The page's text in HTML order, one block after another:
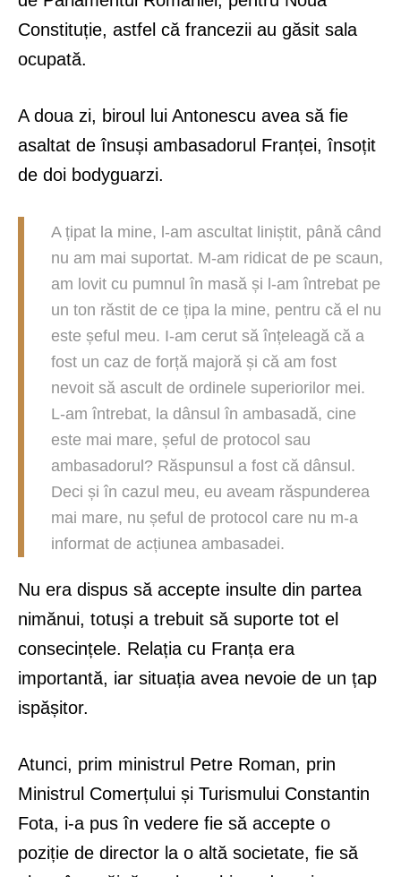
Constituție, astfel că francezii au găsit sala
ocupată.
A doua zi, biroul lui Antonescu avea să fie
asaltat de însuși ambasadorul Franței, însoțit
de doi bodyguarzi.
A țipat la mine, l-am ascultat liniștit, până când
nu am mai suportat. M-am ridicat de pe scaun,
am lovit cu pumnul în masă și l-am întrebat pe
un ton răstit de ce țipa la mine, pentru că el nu
este șeful meu. I-am cerut să înțeleagă că a
fost un caz de forță majoră și că am fost
nevoit să ascult de ordinele superiorilor mei.
L-am întrebat, la dânsul în ambasadă, cine
este mai mare, șeful de protocol sau
ambasadorul? Răspunsul a fost că dânsul.
Deci și în cazul meu, eu aveam răspunderea
mai mare, nu șeful de protocol care nu m-a
informat de acțiunea ambasadei.
Nu era dispus să accepte insulte din partea
nimănui, totuși a trebuit să suporte tot el
consecințele. Relația cu Franța era
importantă, iar situația avea nevoie de un țap
ispășitor.
Atunci, prim ministrul Petre Roman, prin
Ministrul Comerțului și Turismului Constantin
Fota, i-a pus în vedere fie să accepte o
poziție de director la o altă societate, fie să